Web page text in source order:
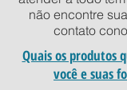
não encontre
contato
Quais os produtos
você e suas